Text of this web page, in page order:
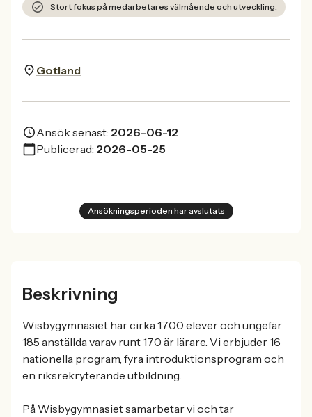
Stort fokus på medarbetares välmående och utveckling.
Gotland
Ansök senast: 2026-06-12
Publicerad: 2026-05-25
Ansökningsperioden har avslutats
Beskrivning
Wisbygymnasiet har cirka 1700 elever och ungefär
185 anställda varav runt 170 är lärare. Vi erbjuder 16
nationella program, fyra introduktionsprogram och
en riksrekryterande utbildning.
På Wisbygymnasiet samarbetar vi och tar